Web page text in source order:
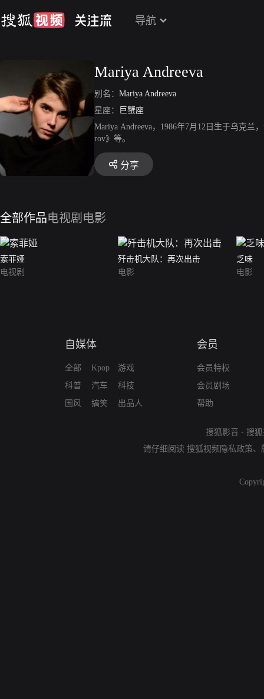
导航
Mariya Andreeva
别名： Mariya Andreeva
星座：
巨蟹座
Mariya Andreeva，1986年7月12日生于乌克兰
rov》等。
分享
全部作品电视剧 电影
索菲娅
电视剧
歼击机大队：再次出击
电影
乏味
电影
自媒体
全部
科普
国风
Kpop
汽车
搞笑
游戏
科技
出品人
会员
会员特权
会员剧场
帮助
搜狐影音 - 搜
请仔细阅读 搜狐视频隐私政策、